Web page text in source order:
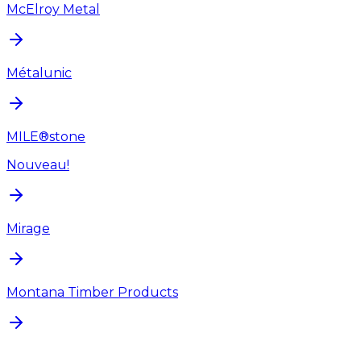
McElroy Metal
Métalunic
MILE®stone
Nouveau!
Mirage
Montana Timber Products